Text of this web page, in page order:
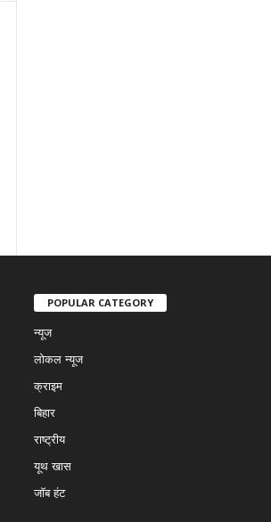
POPULAR CATEGORY
न्यूज
लोकल न्यूज
क्राइम
बिहार
राष्ट्रीय
यूथ खास
जॉब हंट